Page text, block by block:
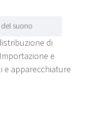
suono
di
e
e apparecchiature